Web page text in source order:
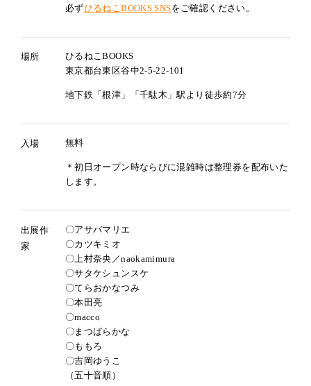
必ずひるねこBOOKS SNSをご確認ください。
場所
ひるねこBOOKS
東京都台東区谷中2-5-22-101
地下鉄「根津」「千駄木」駅より徒歩約7分
入場 無料
＊初日オープン時ならびに混雑時は整理券を配布いた
します。
出展作
家
〇アサバマリエ
〇カツキミオ
〇上村奈央／naokamimura
〇サタケシュンスケ
〇てらおかなつみ
〇本田亮
〇macco
〇まつばらかな
〇ももろ
〇吉岡ゆうこ
（五十音順）